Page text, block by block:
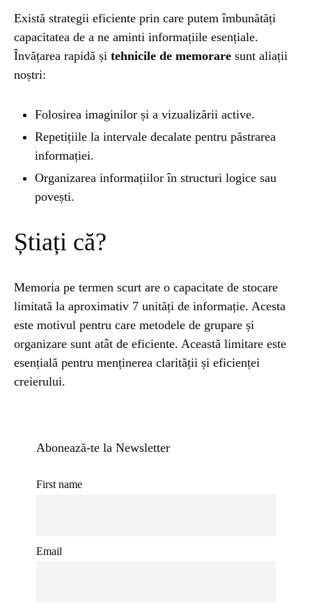
Există strategii eficiente prin care putem îmbunătăți
capacitatea de a ne aminti informațiile esențiale.
Învățarea rapidă și tehnicile de memorare sunt aliații
noștri:
Folosirea imaginilor și a vizualizării active.
Repetițiile la intervale decalate pentru păstrarea
informației.
Organizarea informațiilor în structuri logice sau
povești.
Știați că?
Memoria pe termen scurt are o capacitate de stocare
limitată la aproximativ 7 unități de informație. Acesta
este motivul pentru care metodele de grupare și
organizare sunt atât de eficiente. Această limitare este
esențială pentru menținerea clarității și eficienței
creierului.
Abonează-te la Newsletter
First name
Email